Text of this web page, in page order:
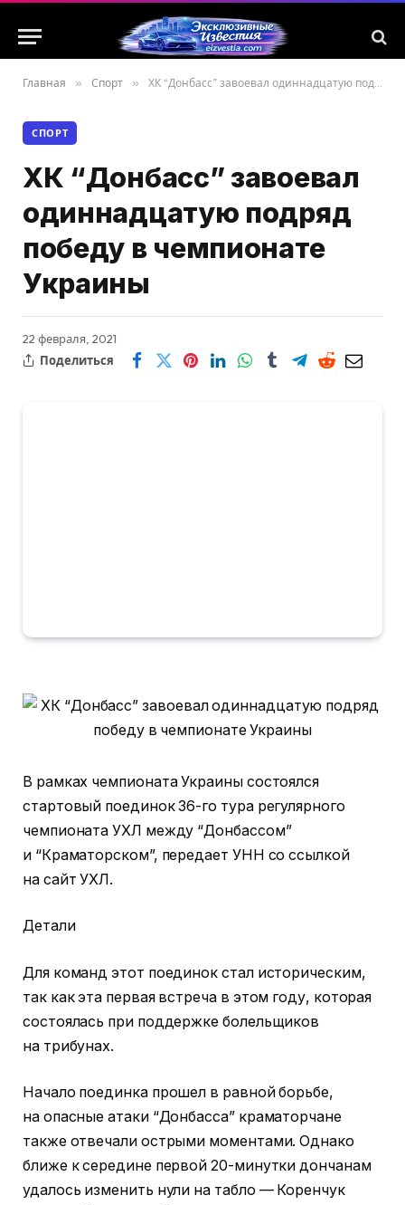
Главная » Спорт » ХК “Донбасс” завоевал одиннадцатую подряд победу в чемпионате Украины
СПОРТ
ХК “Донбасс” завоевал
одиннадцатую подряд
победу в чемпионате
Украины
22 февраля, 2021
Поделиться
В рамках чемпионата Украины состоялся
стартовый поединок 36-го тура регулярного
чемпионата УХЛ между “Донбассом”
и “Краматорском”, передает УНН со ссылкой
на сайт УХЛ.
Детали
Для команд этот поединок стал историческим,
так как эта первая встреча в этом году, которая
состоялась при поддержке болельщиков
на трибунах.
Начало поединка прошел в равной борьбе,
на опасные атаки “Донбасса” краматорчане
также отвечали острыми моментами. Однако
ближе к середине первой 20-минутки дончанам
удалось изменить нули на табло — Коренчук